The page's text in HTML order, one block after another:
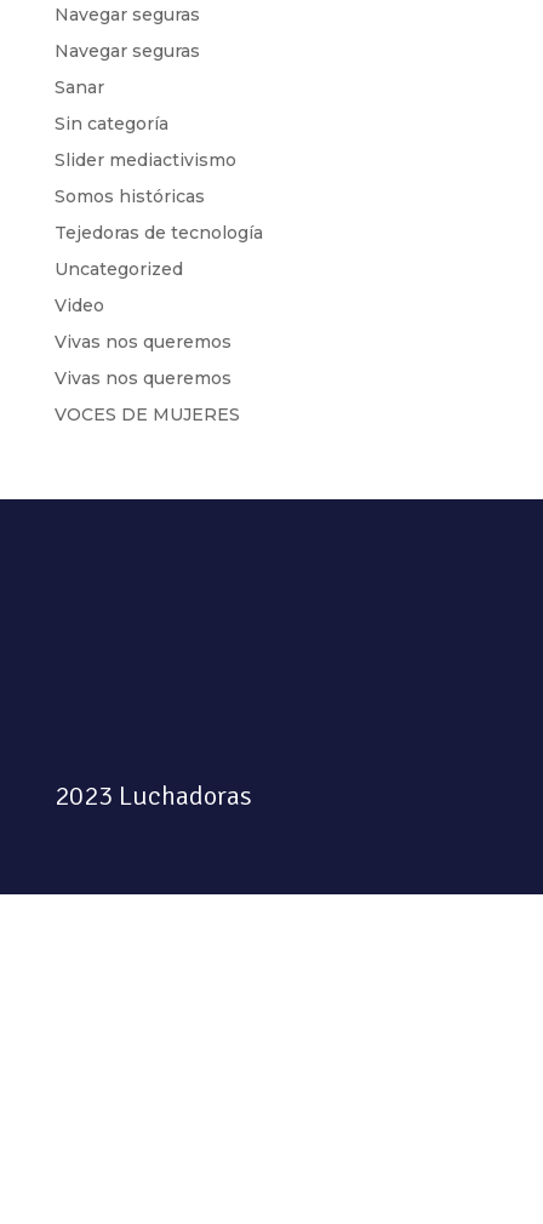
Navegar seguras
Navegar seguras
Sanar
Sin categoría
Slider mediactivismo
Somos históricas
Tejedoras de tecnología
Uncategorized
Video
Vivas nos queremos
Vivas nos queremos
VOCES DE MUJERES
2023 Luchadoras